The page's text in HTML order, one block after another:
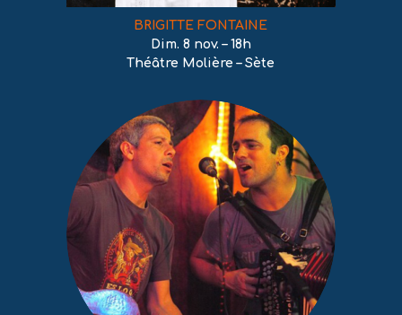
BRIGITTE FONTAINE
Dim. 8 nov. – 18h
Théâtre Molière – Sète